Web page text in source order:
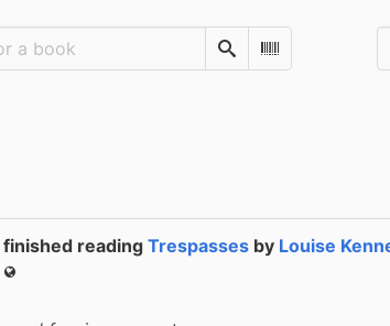
SearchScan Barcode
finished reading Trespasses by Louise
Public